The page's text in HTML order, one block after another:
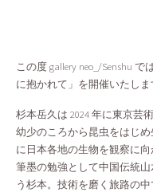
この度 gallery neo_/Senshu
に抱かれて」を開催いたしま
杉本岳久は 2024 年に東京芸
幼少のころから昆虫をはじ
に日本各地の生物を観察に向
筆墨の勉強として中国伝統
う杉本。技術を磨く旅路の